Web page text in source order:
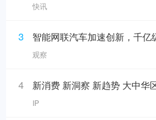
快讯
3 智能网联汽车加速创新，千亿
观察
4 新消费 新洞察 新趋势 大中华区艾菲
IP